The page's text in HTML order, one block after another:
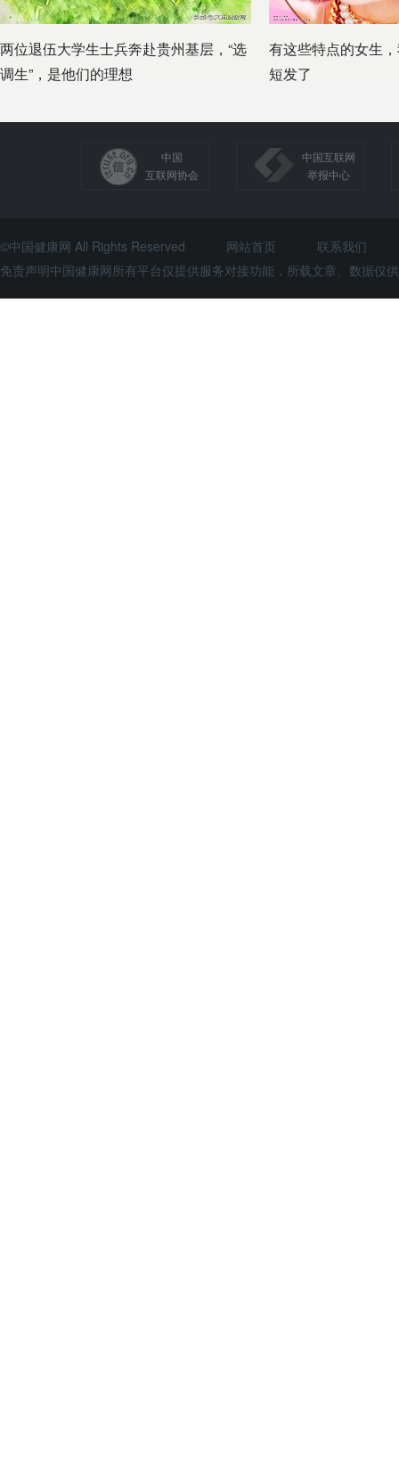
两位退伍大学生士兵奔赴贵州基层，“选
调生”，是他们的理想
有这些特点的女生
短发了
中国
互联网协会
中国互联网
举报中心
©中国健康网 All Rights Reserved 网站首页
联系我们
免责声明中国健康网所有平台仅提供服务对接功能，所载文章、数据